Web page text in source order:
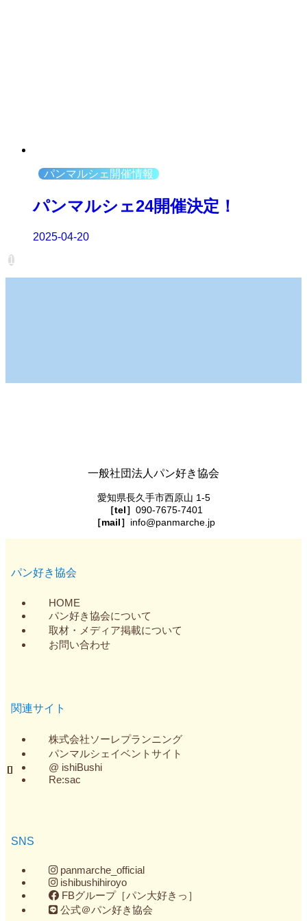
パンマルシェ開催情報
パンマルシェ24開催決定！
2025-04-20
1
一般社団法人パン好き協会
愛知県長久手市西原山 1-5
［tel］ 090-7675-7401
［mail］ info@panmarche.jp
パン好き協会
HOME
パン好き協会について
取材・メディア掲載について
お問い合わせ
関連サイト
株式会社ソーレプランニング
パンマルシェイベントサイト
@ ishiBushi
Re:sac
SNS
panmarche_official
ishibushihiroyo
FBグループ［パン大好きっ］
公式＠パン好き協会